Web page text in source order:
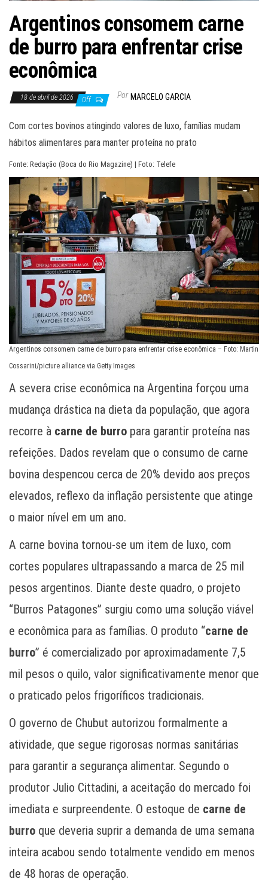
Argentinos consomem carne
de burro para enfrentar crise
econômica
18 de abril de 2026 Off Por MARCELO GARCIA
Com cortes bovinos atingindo valores de luxo, famílias mudam
hábitos alimentares para manter proteína no prato
Fonte: Redação (Boca do Rio Magazine) | Foto: Telefe
Argentinos consomem carne de burro para enfrentar crise econômica – Foto: Martin
Cossarini/picture alliance via Getty Images
A severa crise econômica na Argentina forçou uma
mudança drástica na dieta da população, que agora
recorre à carne de burro para garantir proteína nas
refeições. Dados revelam que o consumo de carne
bovina despencou cerca de 20% devido aos preços
elevados, reflexo da inflação persistente que atinge
o maior nível em um ano.
A carne bovina tornou-se um item de luxo, com
cortes populares ultrapassando a marca de 25 mil
pesos argentinos. Diante deste quadro, o projeto
“Burros Patagones” surgiu como uma solução viável
e econômica para as famílias. O produto “carne de
burro” é comercializado por aproximadamente 7,5
mil pesos o quilo, valor significativamente menor que
o praticado pelos frigoríficos tradicionais.
O governo de Chubut autorizou formalmente a
atividade, que segue rigorosas normas sanitárias
para garantir a segurança alimentar. Segundo o
produtor Julio Cittadini, a aceitação do mercado foi
imediata e surpreendente. O estoque de carne de
burro que deveria suprir a demanda de uma semana
inteira acabou sendo totalmente vendido em menos
de 48 horas de operação.